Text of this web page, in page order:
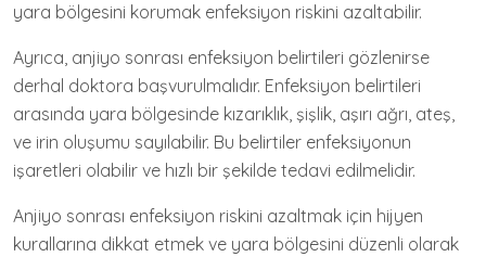
yara bölgesini korumak enfeksiyon riskini azaltabilir.
Ayrıca, anjiyo sonrası enfeksiyon belirtileri gözlenirse
derhal doktora başvurulmalıdır. Enfeksiyon belirtileri
arasında yara bölgesinde kızarıklık, şişlik, aşırı ağrı, ateş,
ve irin oluşumu sayılabilir. Bu belirtiler enfeksiyonun
işaretleri olabilir ve hızlı bir şekilde tedavi edilmelidir.
Anjiyo sonrası enfeksiyon riskini azaltmak için hijyen
kurallarına dikkat etmek ve yara bölgesini düzenli olarak